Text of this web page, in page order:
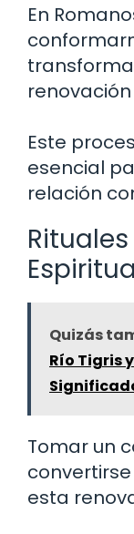
En
Este
esencial
relación
Quizás
Río Tigris
Tomar un
esta